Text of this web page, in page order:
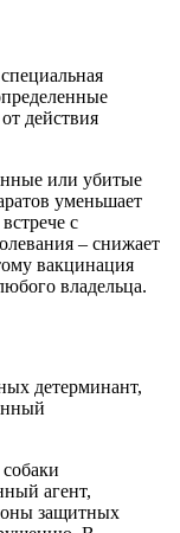
действия
или убитые
уменьшает
с
– снижает
вакцинация
владельца.
детерминант,
агент,
защитных